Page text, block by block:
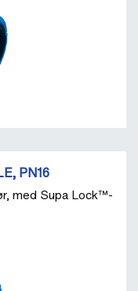
PN16
med Supa Lock™-